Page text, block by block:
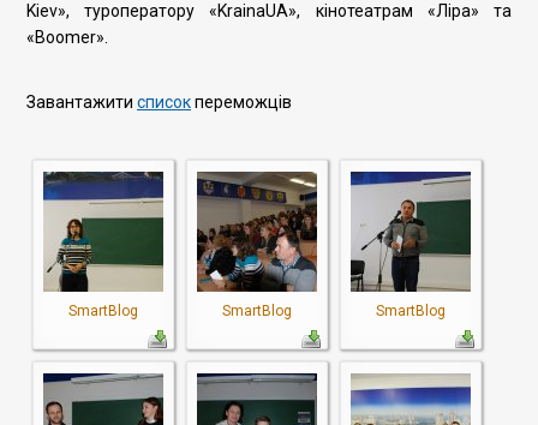
Kiev», туроператору «KrainaUA», кінотеатрам «Ліра» та
«Boomer».
Завантажити списокпереможців
SmartBlog SmartBlog SmartBlog